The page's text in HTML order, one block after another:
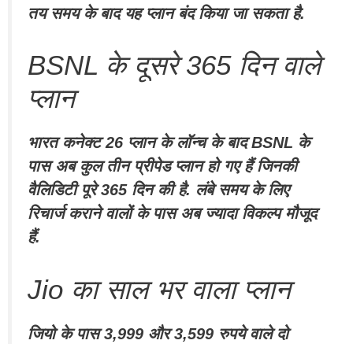
तय समय के बाद यह प्लान बंद किया जा सकता है.
BSNL के दूसरे 365 दिन वाले
प्लान
भारत कनेक्ट 26 प्लान के लॉन्च के बाद BSNL के
पास अब कुल तीन प्रीपेड प्लान हो गए हैं जिनकी
वैलिडिटी पूरे 365 दिन की है. लंबे समय के लिए
रिचार्ज कराने वालों के पास अब ज्यादा विकल्प मौजूद
हैं.
Jio का साल भर वाला प्लान
जियो के पास 3,999 और 3,599 रुपये वाले दो